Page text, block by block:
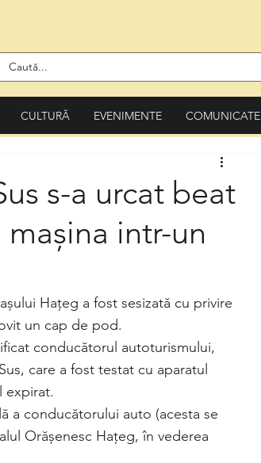
CULTURĂ EVENIMENTE COMUNICATE
s-a urcat beat
intr-un
Hațeg a fost sesizată cu privire
un cap de pod.
conducătorul autoturismului,
care a fost testat cu aparatul
expirat.
a conducătorului auto (acesta se
Orășenesc Hațeg, în vederea